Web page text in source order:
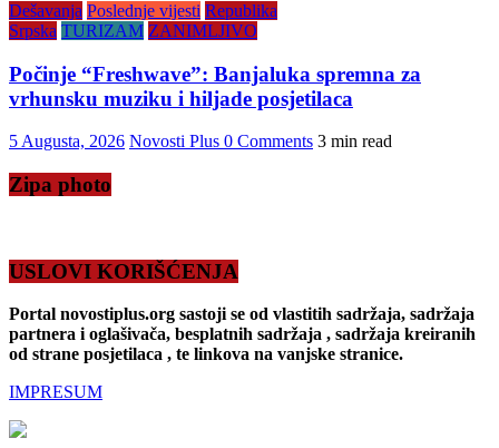
Dešavanja Poslednje vijesti Republika
Srpska TURIZAM ZANIMLJIVO
Počinje “Freshwave”: Banjaluka spremna za
vrhunsku muziku i hiljade posjetilaca
5 Augusta, 2026 Novosti Plus 0 Comments 3 min read
Zipa photo
USLOVI KORIŠĆENJA
Portal novostiplus.org sastoji se od vlastitih sadržaja, sadržaja
partnera i oglašivača, besplatnih sadržaja , sadržaja kreiranih
od strane posjetilaca , te linkova na vanjske stranice.
IMPRESUM